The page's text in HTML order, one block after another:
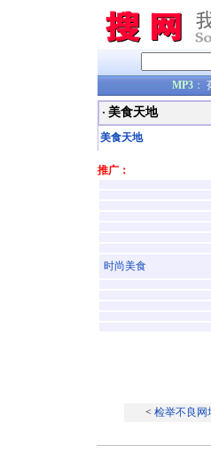
MP3：
· 美食天地
美食天地
推广：
时尚美食
< 检举不良网